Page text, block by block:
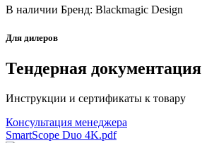
В наличии Бренд: Blackmagic Design
Для дилеров
Тендерная документация
Инструкции и сертификаты к товару
Консультация менеджера
SmartScope Duo 4K.pdf